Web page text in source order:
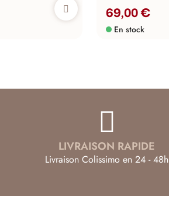
69,00 €
En stock
LIVRAISON RAPIDE
Livraison Colissimo en 24 - 48h